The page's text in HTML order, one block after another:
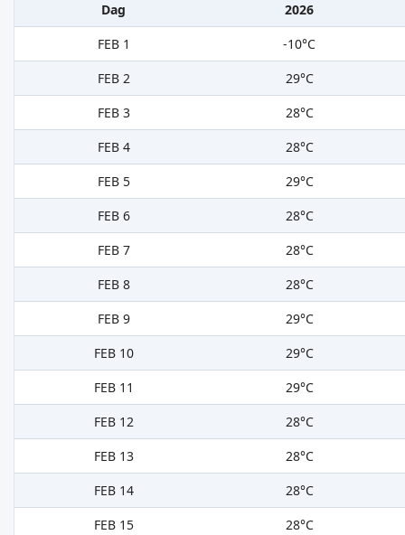
Dag
2026
FEB 1
-10°C
FEB 2
29°C
FEB 3
28°C
FEB 4
28°C
FEB 5
29°C
FEB 6
28°C
FEB 7
28°C
FEB 8
28°C
FEB 9
29°C
FEB 10
29°C
FEB 11
29°C
FEB 12
28°C
FEB 13
28°C
FEB 14
28°C
FEB 15
28°C